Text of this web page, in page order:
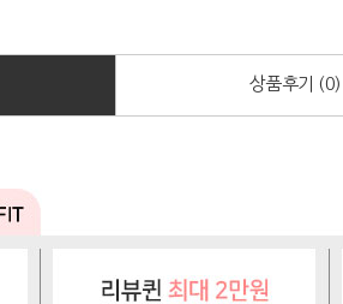
상품후기 (0)